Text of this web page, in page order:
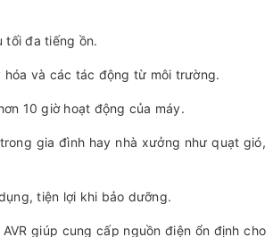
tối đa tiếng ồn.
và các tác động từ môi trường.
10 giờ hoạt động của máy.
gia đình hay nhà xưởng như quạt gió,
tiện lợi khi bảo dưỡng.
giúp cung cấp nguồn điện ổn định cho